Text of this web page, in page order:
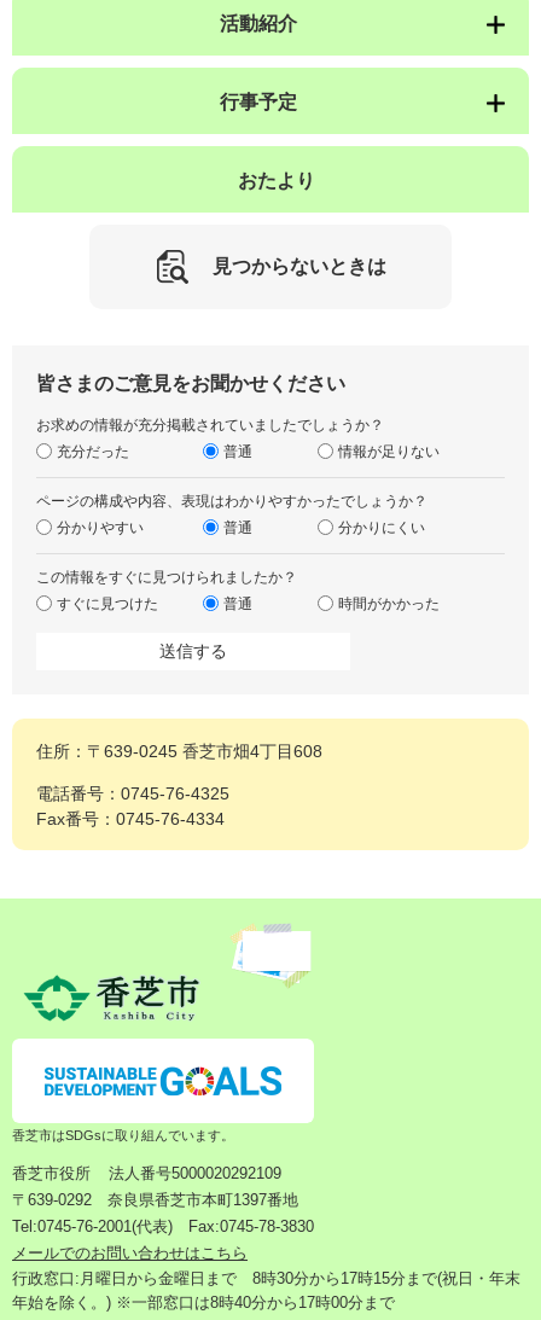
活動紹介
行事予定
おたより
見つからないときは
皆さまのご意見をお聞かせください
お求めの情報が充分掲載されていましたでしょうか？
充分だった
普通 情報が足りない
ページの構成や内容、表現はわかりやすかったでしょうか？
分かりやすい
普通 分かりにくい
この情報をすぐに見つけられましたか？
すぐに見つけた
普通 時間がかかった
住所：〒639-0245 香芝市畑4丁目608
電話番号：0745-76-4325
Fax番号：0745-76-4334
香芝市はSDGsに取り組んでいます。
香芝市役所
法人番号5000020292109
〒639-0292 奈良県香芝市本町1397番地
Tel:0745-76-2001(代表) Fax:0745-78-3830
メールでのお問い合わせはこちら
行政窓口:月曜日から金曜日まで 8時30分から17時15分まで(祝日・年末
年始を除く。) ※一部窓口は8時40分から17時00分まで